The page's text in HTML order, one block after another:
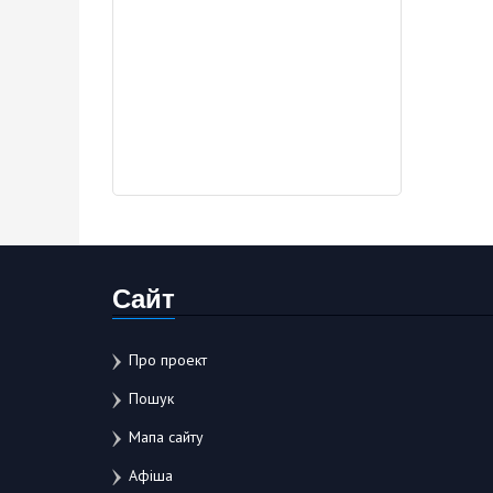
Сайт
Про проект
Пошук
Мапа сайту
Афіша